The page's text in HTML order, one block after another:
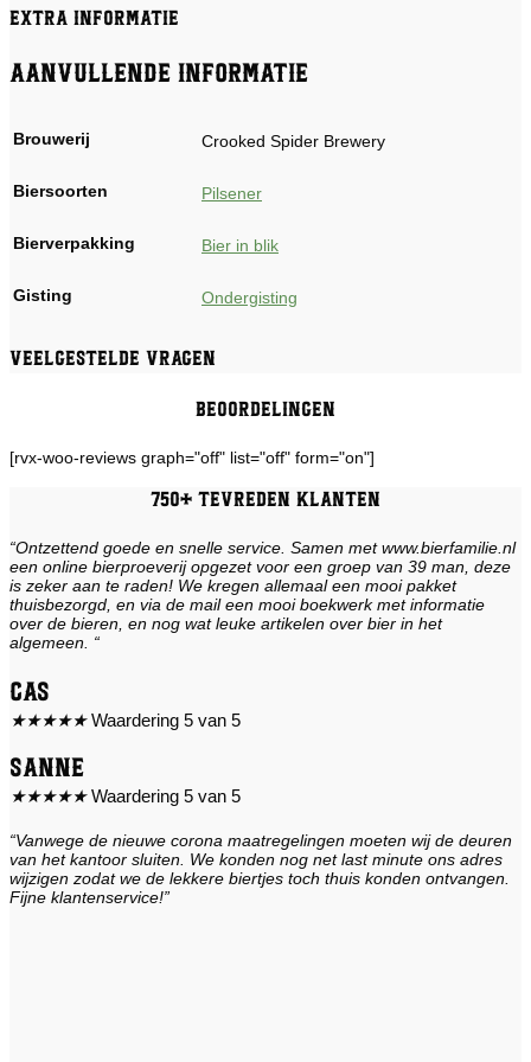
Extra informatie
Aanvullende informatie
Brouwerij Crooked Spider Brewery
Biersoorten Pilsener
Bierverpakking Bier in blik
Gisting Ondergisting
Veelgestelde vragen
Beoordelingen
[rvx-woo-reviews graph="off" list="off" form="on"]
750+ tevreden klanten
“Ontzettend goede en snelle service. Samen met www.bierfamilie.nl
een online bierproeverij opgezet voor een groep van 39 man, deze
is zeker aan te raden! We kregen allemaal een mooi pakket
thuisbezorgd, en via de mail een mooi boekwerk met informatie
over de bieren, en nog wat leuke artikelen over bier in het
algemeen. “
Cas
★★★★★ Waardering 5 van 5
Sanne
★★★★★ Waardering 5 van 5
“Vanwege de nieuwe corona maatregelingen moeten wij de deuren
van het kantoor sluiten. We konden nog net last minute ons adres
wijzigen zodat we de lekkere biertjes toch thuis konden ontvangen.
Fijne klantenservice!”